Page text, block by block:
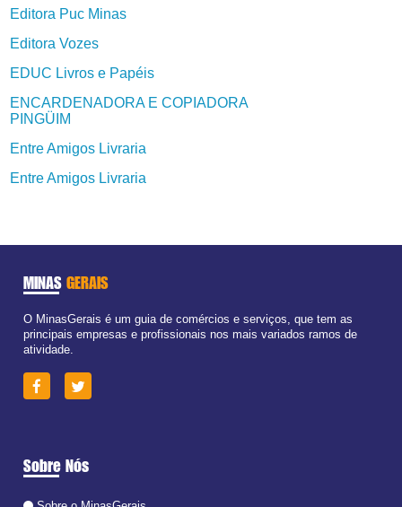
Editora Puc Minas
Editora Vozes
EDUC Livros e Papéis
ENCARDENADORA E COPIADORA
PINGÜIM
Entre Amigos Livraria
Entre Amigos Livraria
MINAS GERAIS
O MinasGerais é um guia de comércios e serviços, que tem as
principais empresas e profissionais nos mais variados ramos de
atividade.
Sobre Nós